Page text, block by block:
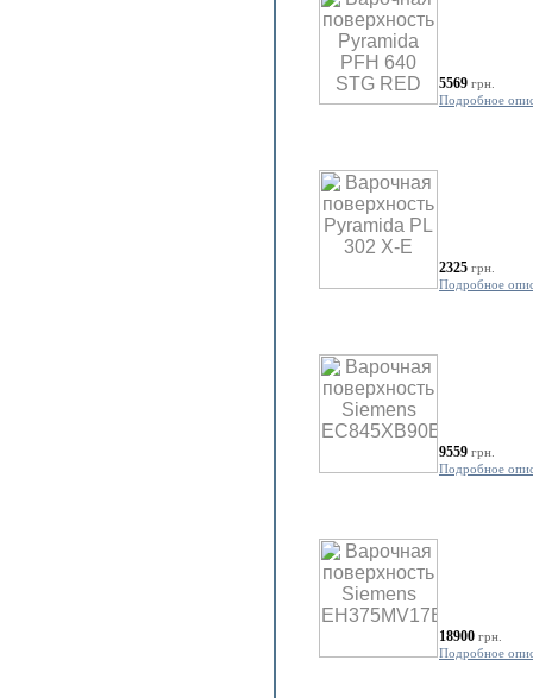
5569 грн.
Подробное
2325 грн.
Подробное
9559 грн.
Подробное
18900 грн.
Подробное